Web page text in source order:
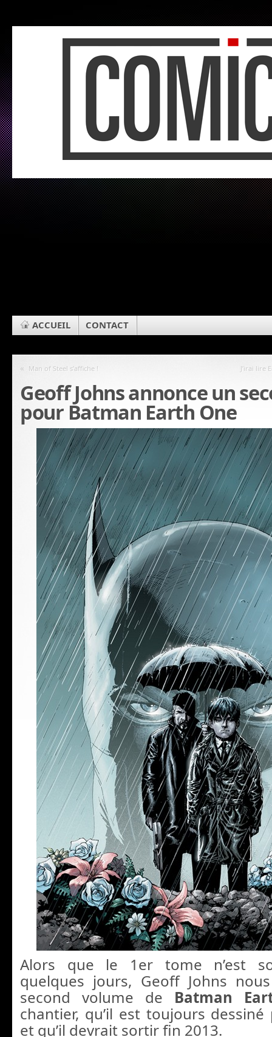
ACCUEIL CONTACT
« Man of Steel s’affiche ! J’irai lire
Geoff Johns annonce un
pour Batman Earth One
Alors que le 1er tome n’est
quelques jours, Geoff Johns
second volume de Batman
chantier, qu’il est toujours
et qu’il devrait sortir fin 2013.